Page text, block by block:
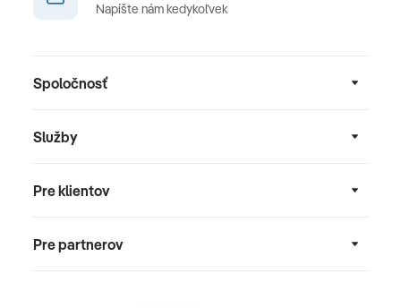
Napíšte nám kedykoľvek
Spoločnosť
Služby
Pre klientov
Pre partnerov